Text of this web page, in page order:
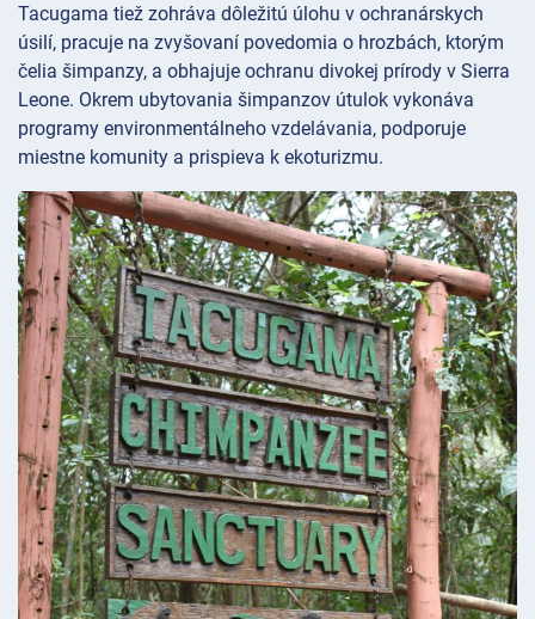
Tacugama tiež zohráva dôležitú úlohu v ochranárskych
úsilí, pracuje na zvyšovaní povedomia o hrozbách, ktorým
čelia šimpanzy, a obhajuje ochranu divokej prírody v Sierra
Leone. Okrem ubytovania šimpanzov útulok vykonáva
programy environmentálneho vzdelávania, podporuje
miestne komunity a prispieva k ekoturizmu.